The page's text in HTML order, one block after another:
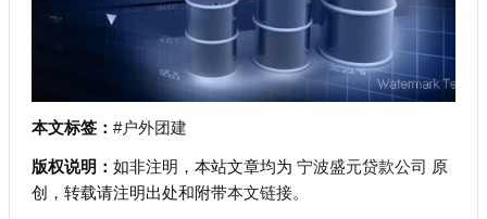
本文标签： #户外团建
版权说明： 如非注明，本站文章均为 宁波盛元贷款公司 原
创，转载请注明出处和附带本文链接。